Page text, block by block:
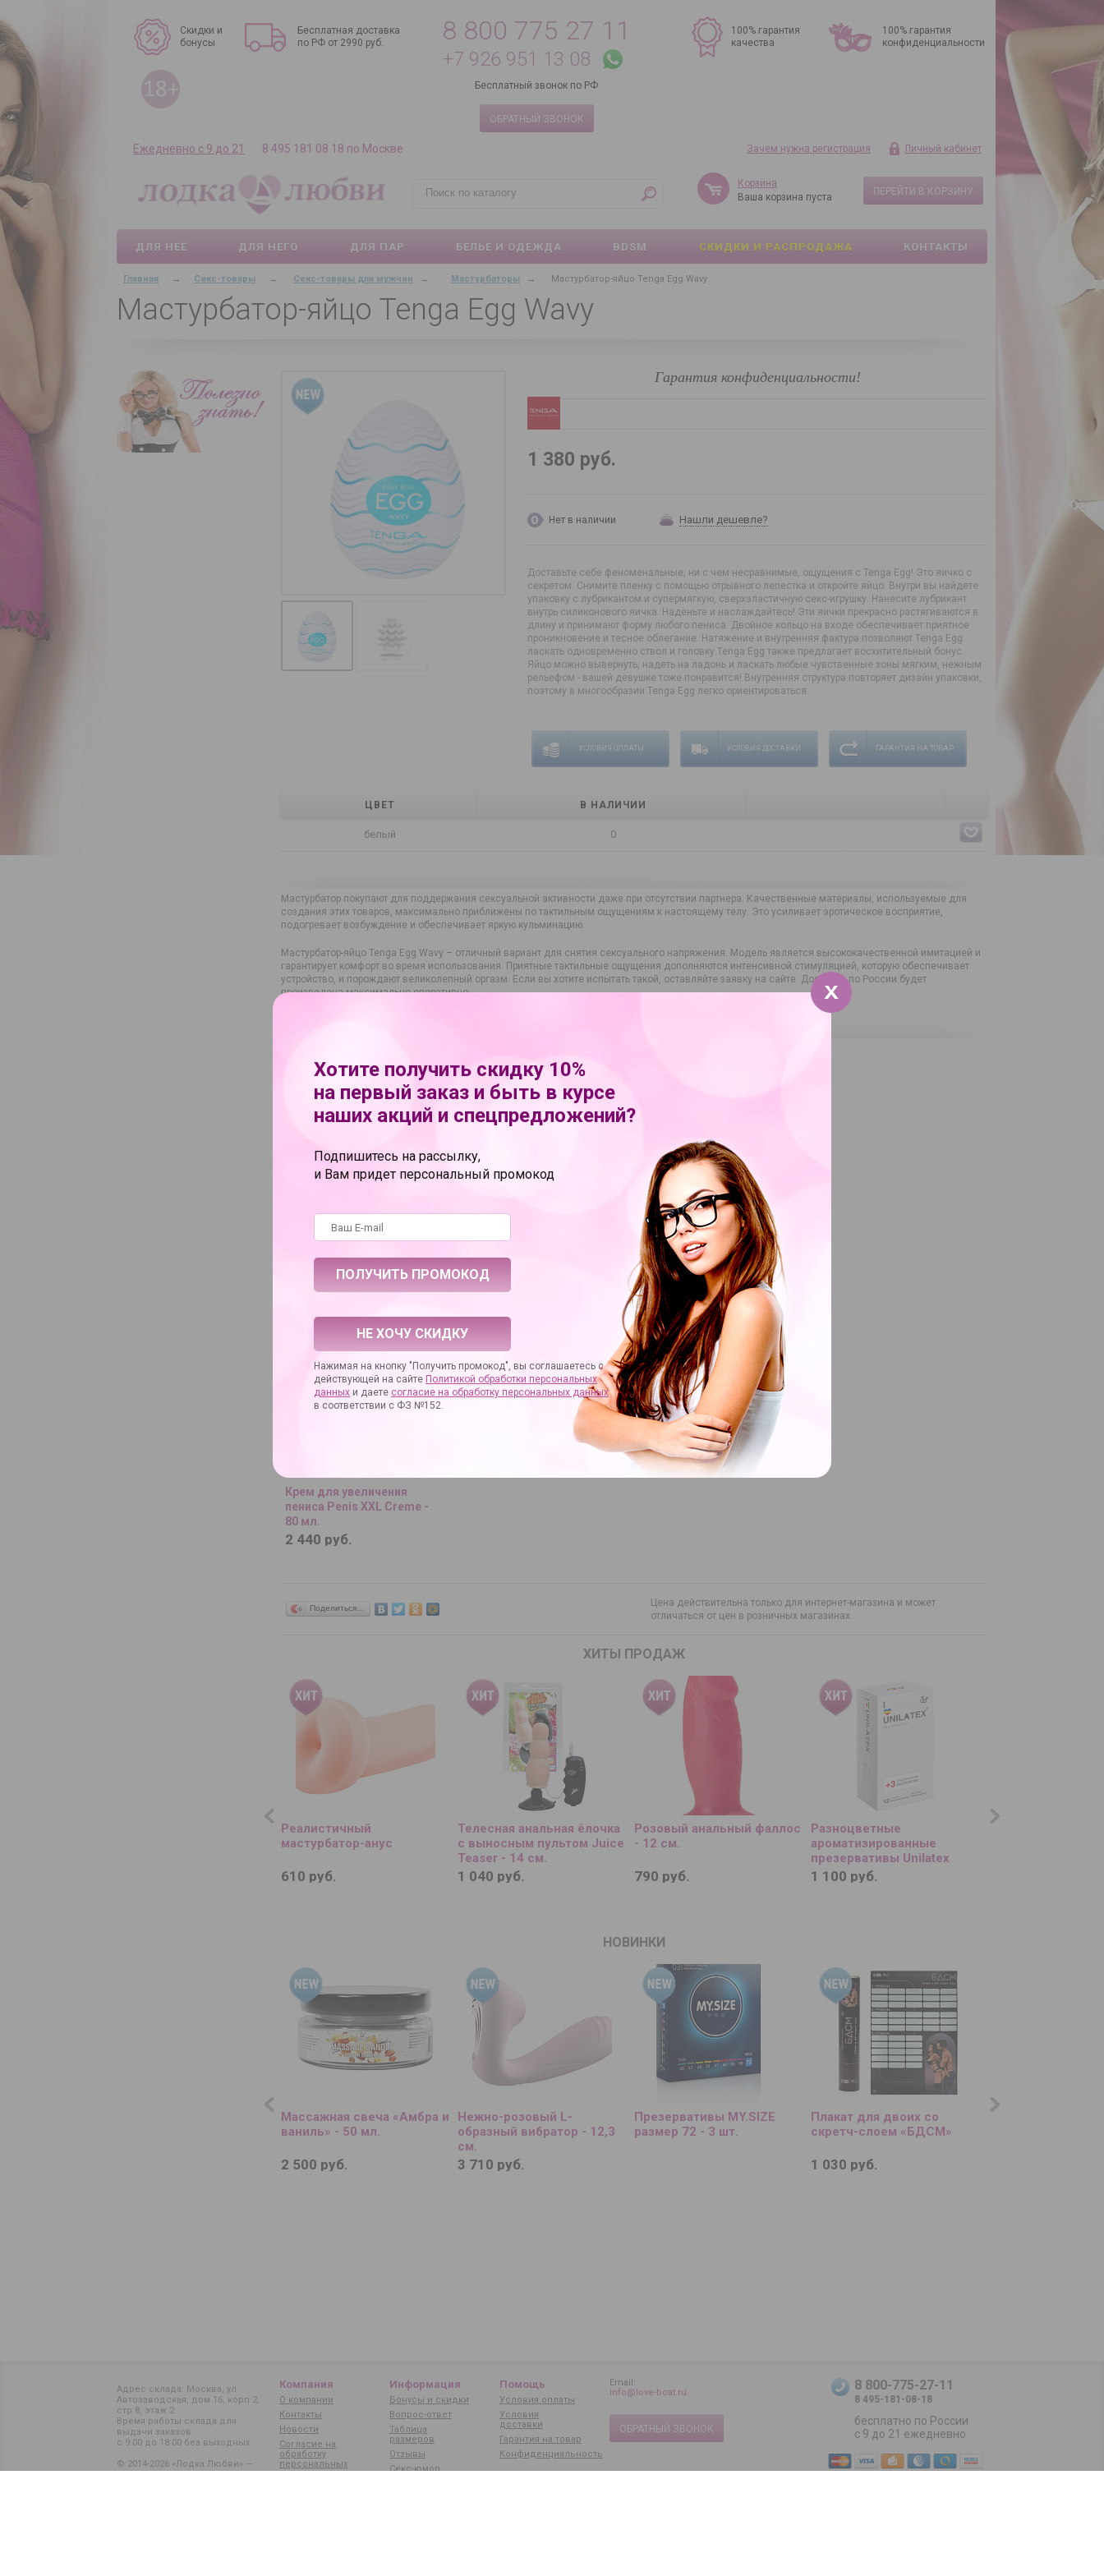
Скидки и
бонусы
Бесплатная доставка
по РФ от 2990 руб.
8 800 775 27 11
+7 926 951 13 08
Бесплатный звонок по РФ
ОБРАТНЫЙ ЗВОНОК
100% гарантия
качества
100% гарантия
конфиденциальности
Зачем нужна регистрация Личный кабинет
Ежедневно с 9 до 21 8 495 181 08 18 по Москве
Корзина
Ваша корзина пуста
ПЕРЕЙТИ В КОРЗИНУ
ДЛЯ НЕЁ ДЛЯ НЕГО ДЛЯ ПАР БЕЛЬЕ И ОДЕЖДА BDSM СКИДКИ И РАСПРОДАЖА КОНТАКТЫ
Главная → Секс-товары → Секс-товары для мужчин → Мастурбаторы → Мастурбатор-яйцо Tenga Egg Wavy
Мастурбатор-яйцо Tenga Egg Wavy
Гарантия конфиденциальности!
1 380 руб.
Нет в наличии Нашли дешевле?
Доставьте себе феноменальные, ни с чем несравнимые, ощущения с Tenga Egg! Это яичко с
секретом. Снимите пленку с помощью отрывного лепестка и откройте яйцо. Внутри вы найдете
упаковку с лубрикантом и супермягкую, сверхэластичную секс-игрушку. Нанесите лубрикант
внутрь силиконового яичка. Наденьте и наслаждайтесь! Эти яички прекрасно растягиваются в
длину и принимают форму любого пениса. Двойное кольцо на входе обеспечивает приятное
проникновение и тесное облегание. Натяжение и внутренняя фактура позволяют Tenga Egg
ласкать одновременно ствол и головку.Tenga Egg также предлагает восхитительный бонус.
Яйцо можно вывернуть, надеть на ладонь и ласкать любые чувственные зоны мягким, нежным
рельефом - вашей девушке тоже понравится! Внутренняя структура повторяет дизайн упаковки,
поэтому в многообразии Tenga Egg легко ориентироваться.
УСЛОВИЯ ОПЛАТЫ УСЛОВИЯ ДОСТАВКИ ГАРАНТИЯ НА ТОВАР
ЦВЕТ В НАЛИЧИИ
белый 0
Мастурбатор покупают для поддержания сексуальной активности даже при отсутствии партнера. Качественные материалы, используемые для
создания этих товаров, максимально приближены по тактильным ощущениям к настоящему телу. Это усиливает эротическое восприятие,
подогревает возбуждение и обеспечивает яркую кульминацию.
Мастурбатор-яйцо Tenga Egg Wavy – отличный вариант для снятия сексуального напряжения. Модель является высококачественной имитацией и
гарантирует комфорт во время использования. Приятные тактильные ощущения дополняются интенсивной стимуляцией, которую обеспечивает
устройство, и порождают великолепный оргазм. Если вы хотите испытать такой, оставляйте заявку на сайте. Доставка по России будет
произведена максимально оперативно.
530755
Материал
Упаковка
полиэтиленовая пленка
Диаметр в сантиметрах
Коллекция
Основное назначение
фаллостимуляция
ОТЗЫВЫ
Крем для увеличения
пениса Penis XXL Creme -
80 мл.
2 440 руб.
Поделиться…
Цена действительна только для интернет-магазина и может
отличаться от цен в розничных магазинах.
ХИТЫ ПРОДАЖ
Реалистичный
мастурбатор-анус
610 руб.
Телесная анальная ёлочка
с выносным пультом Juice
Teaser - 14 см.
1 040 руб.
Розовый анальный фаллос
- 12 см.
790 руб.
Разноцветные
ароматизированные
презервативы Unilatex
Multifruit - 12 шт. + 3 шт. в
подарок
1 100 руб.
Рельефный
НОВИНКИ
Массажная свеча «Амбра и
ваниль» - 50 мл.
2 500 руб.
Нежно-розовый L-
образный вибратор - 12,3
см.
3 710 руб.
Презервативы MY.SIZE
размер 72 - 3 шт.
Плакат для двоих со
скретч-слоем «БДСМ»
1 030 руб.
Синяя анальная
Адрес склада: Москва, ул.
Автозаводская, дом 16, корп 2,
стр 8, этаж 2
Время работы склада для
выдачи заказов:
с 9:00 до 18:00 без выходных.
© 2014-2026 «Лодка Любви» —
магазин интимных товаров
Компания
О компании
Контакты
Новости
Согласие на
обработку
персональных
данных
Информация
Бонусы и скидки
Вопрос-ответ
Таблица
размеров
Отзывы
Секс-юмор
Помощь
Условия оплаты
Условия
доставки
Гарантия на товар
Конфиденциальность
Email:
info@love-boat.ru
ОБРАТНЫЙ ЗВОНОК
8 800-775-27-11
8 495-181-08-18
бесплатно по России
с 9 до 21 ежедневно
Хотите получить скидку 10%
на первый заказ и быть в курсе
наших акций и спецпредложений?
Подпишитесь на рассылку,
и Вам придет персональный промокод
НЕ ХОЧУ СКИДКУ
Нажимая на кнопку "Получить промокод", вы соглашаетесь с
действующей на сайте Политикой обработки персональных
данных и даете согласие на обработку персональных данных
в соответствии с ФЗ №152.